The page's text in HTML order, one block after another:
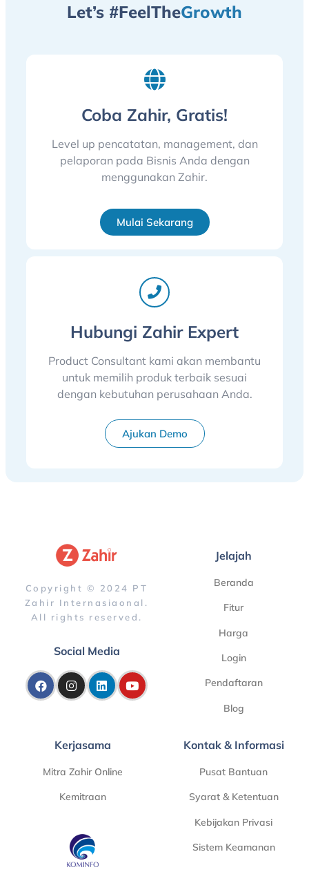
Let’s #FeelTheGrowth
Coba Zahir, Gratis!
Level up pencatatan, management, dan
pelaporan pada Bisnis Anda dengan
menggunakan Zahir.
Mulai Sekarang
Hubungi Zahir Expert
Product Consultant kami akan membantu
untuk memilih produk terbaik sesuai
dengan kebutuhan perusahaan Anda.
Ajukan Demo
Copyright © 2024 PT
Zahir Internasiaonal.
All rights reserved.
Social Media
Jelajah
Beranda
Fitur
Harga
Login
Pendaftaran
Blog
Kerjasama
Mitra Zahir Online
Kemitraan
Kontak & Informasi
Pusat Bantuan
Syarat & Ketentuan
Kebijakan Privasi
Sistem Keamanan